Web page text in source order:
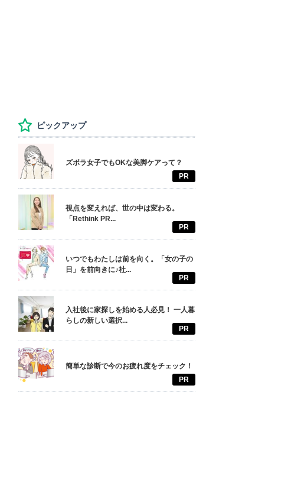
ピックアップ
ズボラ女子でもOKな美脚ケアって？
PR
視点を変えれば、世の中は変わる。
「Rethink PR...
PR
いつでもわたしは前を向く。「女の子の
日」を前向きに♪社...
PR
入社後に家探しを始める人必見！ 一人暮
らしの新しい選択...
PR
簡単な診断で今のお疲れ度をチェック！
PR